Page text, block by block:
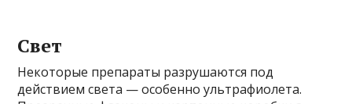
Свет
Некоторые препараты разрушаются под
действием света — особенно ультрафиолета.